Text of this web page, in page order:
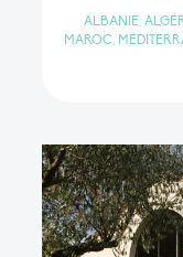
ALBANIE,
MAROC,